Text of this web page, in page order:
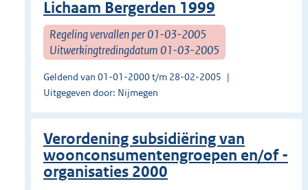
Lichaam Bergerden 1999
Regeling vervallen per 01-03-2005
Uitwerkingtredingdatum 01-03-2005
Geldend van 01-01-2000 t/m 28-02-2005
Uitgegeven door: Nijmegen
Verordening subsidiëring van
woonconsumentengroepen en/of -
organisaties 2000